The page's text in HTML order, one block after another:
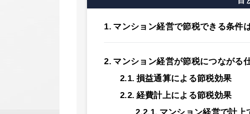
マンション経営で節税できる条件
マンション経営が節税につながる
損益通算による節税効果
経費計上による節税効果
マンション経営で計上